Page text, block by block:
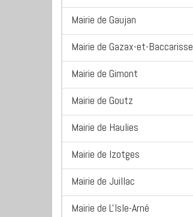
Mairie de Gaujan
Mairie de Gazax-et-Baccarisse
Mairie de Gimont
Mairie de Goutz
Mairie de Haulies
Mairie de Izotges
Mairie de Juillac
Mairie de L'Isle-Arné